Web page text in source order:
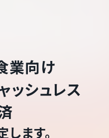
業向け
ッシュレス
ます。